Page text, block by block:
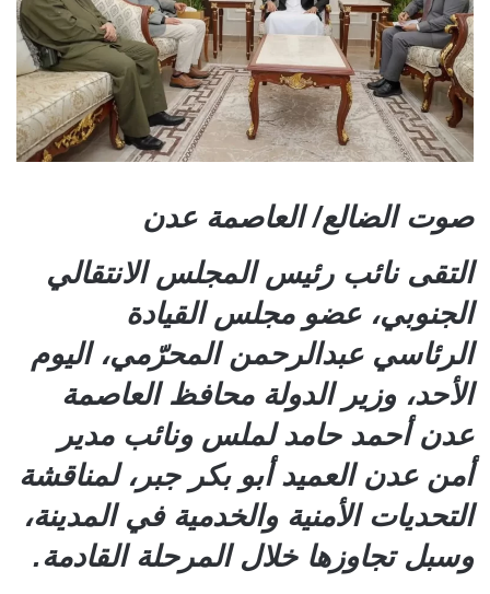
صوت الضالع/ العاصمة عدن
التقى نائب رئيس المجلس الانتقالي
الجنوبي، عضو مجلس القيادة
الرئاسي عبدالرحمن المحرّمي، اليوم
الأحد، وزير الدولة محافظ العاصمة
عدن أحمد حامد لملس ونائب مدير
أمن عدن العميد أبو بكر جبر، لمناقشة
التحديات الأمنية والخدمية في المدينة،
وسبل تجاوزها خلال المرحلة القادمة.